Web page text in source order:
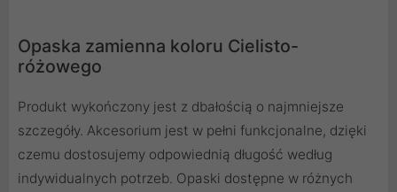
Opaska zamienna koloru Cielisto-
różowego
Produkt wykończony jest z dbałością o najmniejsze
szczegóły. Akcesorium jest w pełni funkcjonalne, dzięki
czemu dostosujemy odpowiednią długość według
indywidualnych potrzeb. Opaski dostępne w różnych